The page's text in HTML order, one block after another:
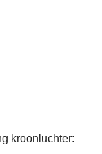
kroonluchter: